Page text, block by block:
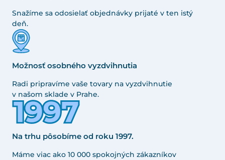
Snažíme sa odosielať objednávky prijaté v ten istý
deň.
Možnosť osobného vyzdvihnutia
Radi pripravíme vaše tovary na vyzdvihnutie
v našom sklade v Prahe.
Na trhu pôsobíme od roku 1997.
Máme viac ako 10 000 spokojných zákazníkov